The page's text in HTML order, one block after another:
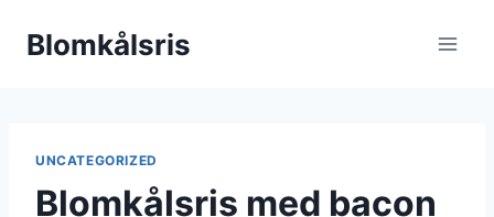
Blomkålsris
UNCATEGORIZED
Blomkålsris med bacon